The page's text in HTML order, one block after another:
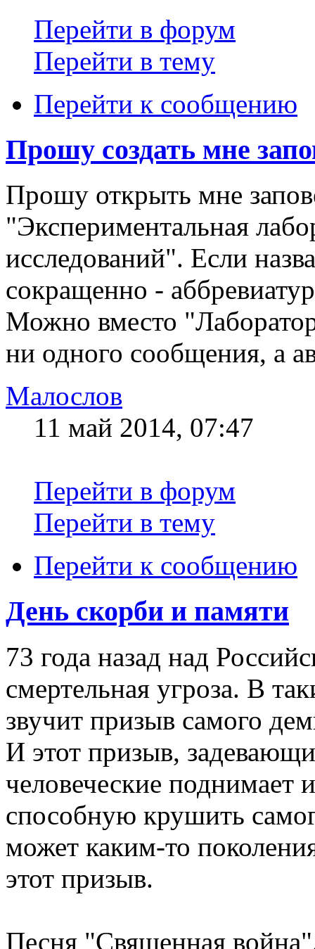
Перейти в форум
Перейти в тему
Перейти к сообщению
Прошу создать мне
Прошу открыть мне
"Экспериментальная
исследований". Если
сокращенно -
Можно вместо
ни одного сообщения, а
Малослов
11 май 2014, 07:47
Перейти в форум
Перейти в тему
Перейти к сообщению
День скорби и памяти
73 года назад над
смертельная угроза. В
звучит призыв самого
И этот призыв,
человеческие
способную крушить
может каким-то
этот призыв.
Песня "Священная